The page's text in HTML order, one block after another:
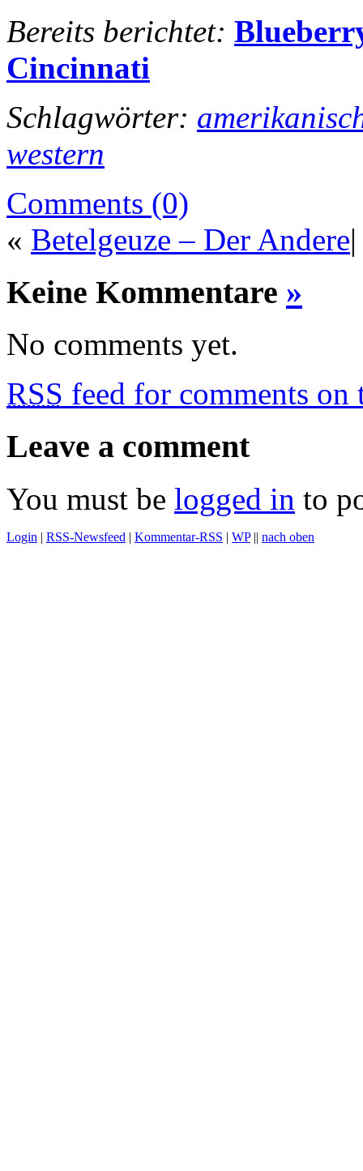
Bereits berichtet:
Cincinnati
Schlagwörter:
western
Comments (0)
« Betelgeuze – Der Andere|
Keine Kommentare »
No comments yet.
RSS feed for comments on
Leave a comment
You must be logged in to
Login | RSS-Newsfeed | Kommentar-RSS | WP|| nach oben